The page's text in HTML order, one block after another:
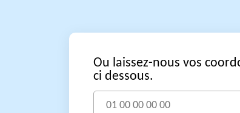
Ou laissez-nous vos
ci dessous.